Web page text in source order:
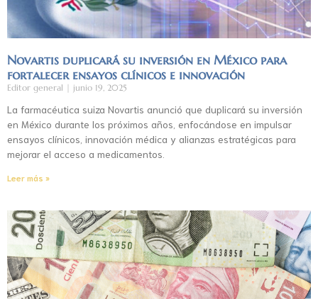
Novartis duplicará su inversión en México para
fortalecer ensayos clínicos e innovación
Editor general junio 19, 2025
La farmacéutica suiza Novartis anunció que duplicará su inversión
en México durante los próximos años, enfocándose en impulsar
ensayos clínicos, innovación médica y alianzas estratégicas para
mejorar el acceso a medicamentos.
Leer más »